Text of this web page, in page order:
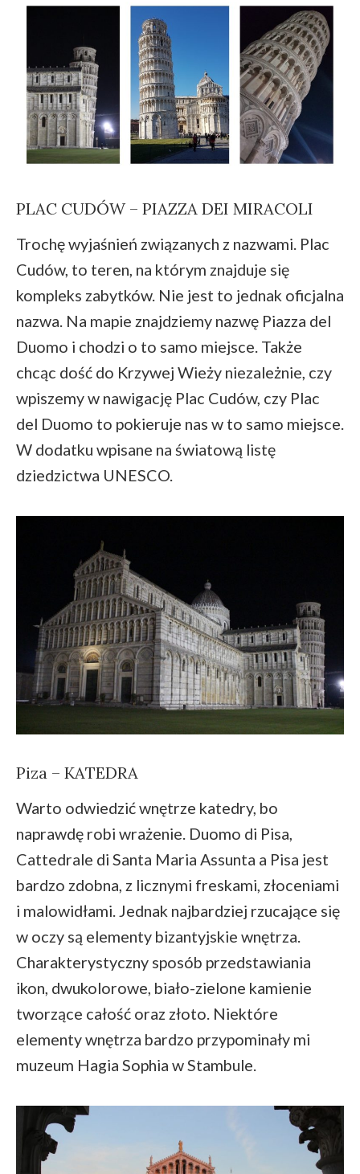
PLAC CUDÓW – PIAZZA DEI MIRACOLI
Trochę wyjaśnień związanych z nazwami. Plac
Cudów, to teren, na którym znajduje się
kompleks zabytków. Nie jest to jednak oficjalna
nazwa. Na mapie znajdziemy nazwę Piazza del
Duomo i chodzi o to samo miejsce. Także
chcąc dość do Krzywej Wieży niezależnie, czy
wpiszemy w nawigację Plac Cudów, czy Plac
del Duomo to pokieruje nas w to samo miejsce.
W dodatku wpisane na światową listę
dziedzictwa UNESCO.
Piza – KATEDRA
Warto odwiedzić wnętrze katedry, bo
naprawdę robi wrażenie. Duomo di Pisa,
Cattedrale di Santa Maria Assunta a Pisa jest
bardzo zdobna, z licznymi freskami, złoceniami
i malowidłami. Jednak najbardziej rzucające się
w oczy są elementy bizantyjskie wnętrza.
Charakterystyczny sposób przedstawiania
ikon, dwukolorowe, biało-zielone kamienie
tworzące całość oraz złoto. Niektóre
elementy wnętrza bardzo przypominały mi
muzeum Hagia Sophia w Stambule.